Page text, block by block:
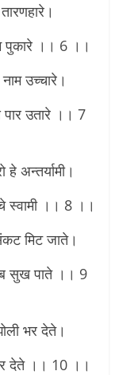
पुकारे ।। 6 ।।
उच्चारे।
उतारे ।। 7
अन्तर्यामी।
स्वामी ।। 8 ।।
मिट जाते।
सब सुख पाते ।। 9
भर देते।
देते ।। 10 ।।